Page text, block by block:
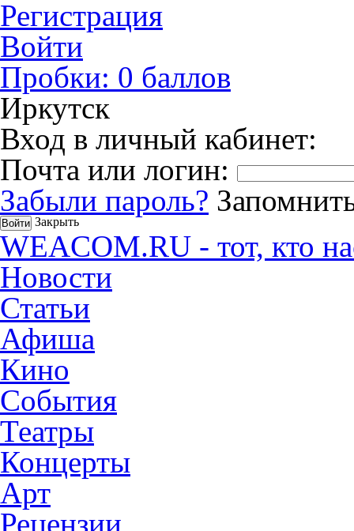
Регистрация
Войти
Пробки: 0 баллов
Иркутск
Вход в личный кабинет:
Почта или логин:
Забыли пароль?
Закрыть
WEACOM.RU - тот, кто
Новости
Статьи
Афиша
Кино
События
Театры
Концерты
Арт
Рецензии